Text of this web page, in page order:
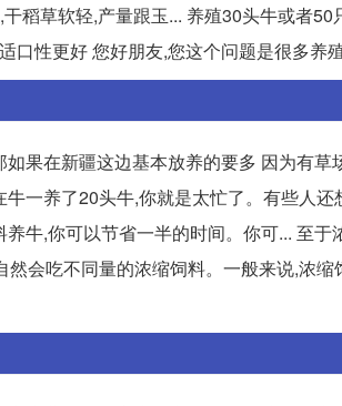
稻草软轻,产量跟玉... 养殖30头牛或者
性更好 您好朋友,您这个问题是很多养
果在新疆这边基本放养的要多 因为有
一养了20头牛,你就是太忙了。有些人
牛,你可以节省一半的时间。你可... 至
会吃不同量的浓缩饲料。一般来说,浓